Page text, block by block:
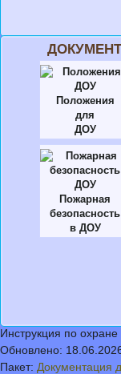
Положения
для
ДОУ
Пожарная
безопасность
в ДОУ
Инструкция по
Обновлено:
Пакет: Документация